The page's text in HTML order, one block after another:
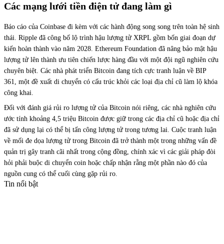
Các mạng lưới tiền điện tử đang làm gì
Báo cáo của Coinbase đi kèm với các hành động song song trên toàn hệ sinh
thái. Ripple đã công bố lộ trình hậu lượng tử XRPL gồm bốn giai đoạn dự
kiến hoàn thành vào năm 2028. Ethereum Foundation đã nâng bảo mật hậu
lượng tử lên thành ưu tiên chiến lược hàng đầu với một đội ngũ nghiên cứu
chuyên biệt. Các nhà phát triển Bitcoin đang tích cực tranh luận về BIP
361, một đề xuất di chuyển có cấu trúc khỏi các loại địa chỉ cũ làm lộ khóa
công khai.
Đối với đánh giá rủi ro lượng tử của Bitcoin nói riêng, các nhà nghiên cứu
ước tính khoảng 4,5 triệu Bitcoin được giữ trong các địa chỉ cũ hoặc địa chỉ
đã sử dụng lại có thể bị tấn công lượng tử trong tương lai. Cuộc tranh luận
về mối đe dọa lượng tử trong Bitcoin đã trở thành một trong những vấn đề
quản trị gây tranh cãi nhất trong cộng đồng, chính xác vì các giải pháp đòi
hỏi phải buộc di chuyển coin hoặc chấp nhận rằng một phần nào đó của
nguồn cung có thể cuối cùng gặp rủi ro.
Tin nổi bật